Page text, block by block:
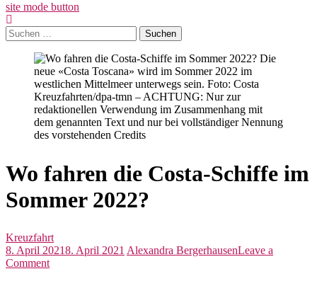
site mode button
Suchen
nach:
Die
neue «Costa Toscana» wird im Sommer 2022 im
westlichen Mittelmeer unterwegs sein. Foto: Costa
Kreuzfahrten/dpa-tmn – ACHTUNG: Nur zur
redaktionellen Verwendung im Zusammenhang mit
dem genannten Text und nur bei vollständiger Nennung
des vorstehenden Credits
Wo fahren die Costa-Schiffe im
Sommer 2022?
Kreuzfahrt
8. April 20218. April 2021 Alexandra BergerhausenLeave a
Commenton